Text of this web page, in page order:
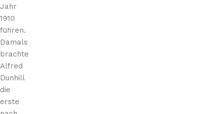
Jahr
1910
führen.
Damals
brachte
Alfred
Dunhill
die
erste